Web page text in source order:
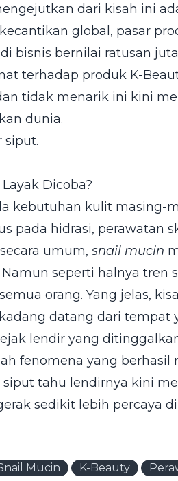
dari kisah ini
global, pasar
bisnis bernilai ratusan
terhadap produk K-
tidak menarik ini kini
dunia.
siput.
Dicoba?
kebutuhan kulit masing-
pada hidrasi, perawatan
umum, snail mucin
seperti halnya tren
orang. Yang jelas,
datang dari tempat
lendir yang
fenomena yang
tahu lendirnya kini
sedikit lebih percaya
Mucin K-Beauty